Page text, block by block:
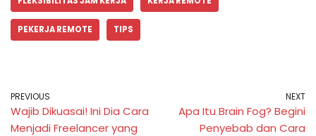
PEKERJA REMOTE TIPS
PREVIOUS
Wajib Dikuasai! Ini Dia Cara
Menjadi Freelancer yang
NEXT
Apa Itu Brain Fog? Begini
Penyebab dan Cara